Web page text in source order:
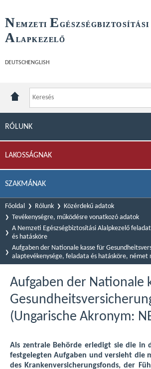
NEMZETI E GÉSZSÉGBIZTOSÍTÁSI
ALAPKEZELŐ
DEUTSCH ENGLISH
RÓLUNK
LAKOSSÁGNAK
SZAKMÁNAK
Főoldal Rólunk
Közérdekű adatok
Tevékenységre, működésre vonatkozó adatok
A Nemzeti Egészségbiztosítási Alalpkezelő
és hatásköre
Aufgaben der Nationale kasse für
alaptevékenysége, feladata és hatásköre, német
Aufgaben der Nationale
(Ungarische Akronym:
Als zentrale Behörde erledigt sie die in
festgelegten Aufgaben und versieht die
des Krankenversicherungsfonds, der